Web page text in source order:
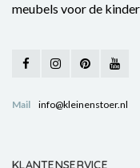
meubels voor de
Mail info@kleinenstoer.nl
KLANTENSERVICE